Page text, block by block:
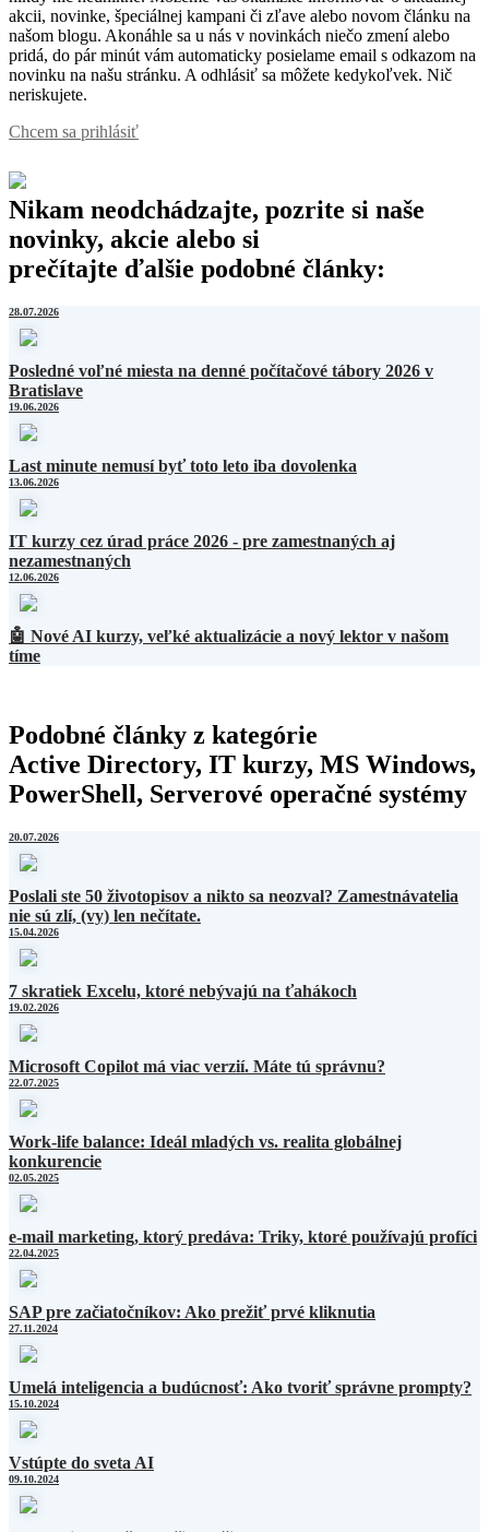
akcii, novinke, špeciálnej kampani či zľave alebo novom článku na
našom blogu. Akonáhle sa u nás v novinkách niečo zmení alebo
pridá, do pár minút vám automaticky posielame email s odkazom na
novinku na našu stránku. A odhlásiť sa môžete kedykoľvek. Nič
neriskujete.
Chcem sa prihlásiť
Nikam neodchádzajte, pozrite si naše
novinky, akcie alebo si
prečítajte ďalšie podobné články:
28.07.2026
Posledné voľné miesta na denné počítačové tábory 2026 v
Bratislave
19.06.2026
Last minute nemusí byť toto leto iba dovolenka
13.06.2026
IT kurzy cez úrad práce 2026 - pre zamestnaných aj
nezamestnaných
12.06.2026
🤖 Nové AI kurzy, veľké aktualizácie a nový lektor v našom
tíme
Podobné články z kategórie
Active Directory, IT kurzy, MS Windows,
PowerShell, Serverové operačné systémy
20.07.2026
Poslali ste 50 životopisov a nikto sa neozval? Zamestnávatelia
nie sú zlí, (vy) len nečítate.
15.04.2026
7 skratiek Excelu, ktoré nebývajú na ťahákoch
19.02.2026
Microsoft Copilot má viac verzií. Máte tú správnu?
22.07.2025
Work-life balance: Ideál mladých vs. realita globálnej
konkurencie
02.05.2025
e-mail marketing, ktorý predáva: Triky, ktoré používajú profíci
22.04.2025
SAP pre začiatočníkov: Ako prežiť prvé kliknutia
27.11.2024
Umelá inteligencia a budúcnosť: Ako tvoriť správne prompty?
15.10.2024
Vstúpte do sveta AI
09.10.2024